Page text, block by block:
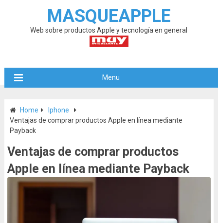
MASQUEAPPLE
Web sobre productos Apple y tecnología en general
Menu
Home
Iphone
Ventajas de comprar productos Apple en línea mediante
Payback
Ventajas de comprar productos
Apple en línea mediante Payback